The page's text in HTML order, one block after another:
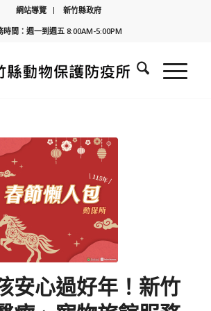
網站導覽
新竹縣政府
時間：週一到週五 8:00AM-5:00PM
安心過好年！新竹